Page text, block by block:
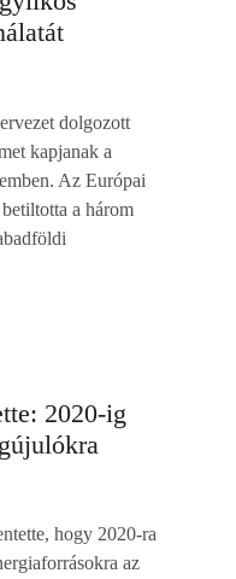
dolgozott
kapjanak a
Az Európai
a három
2020-ig
hogy 2020-ra
az